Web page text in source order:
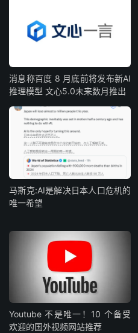
消息称百度 8 月底前将发布新AI
推理模型 文心5.0未来数月推出
马斯克:AI是解决日本人口危机的
唯一希望
Youtube 不是唯一！10 个备受
欢迎的国外视频网站推荐